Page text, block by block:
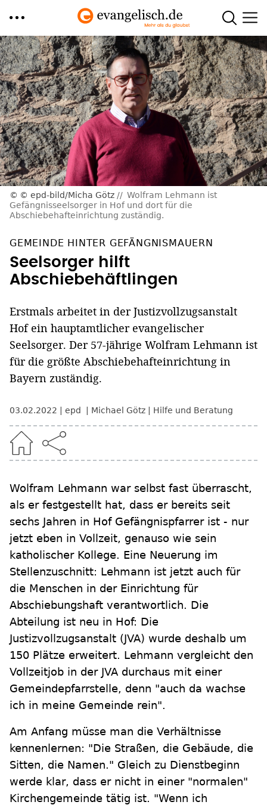
Direkt
zum
Inhalt
© epd-bild/Micha Götz
Wolfram Lehmann ist
Gefängnisseelsorger in Hof und dort für die
Abschiebehafteinrichtung zuständig.
GEMEINDE HINTER GEFÄNGNISMAUERN
Seelsorger hilft
Abschiebehäftlingen
Erstmals arbeitet in der Justizvollzugsanstalt
Hof ein hauptamtlicher evangelischer
Seelsorger. Der 57-jährige Wolfram Lehmann ist
für die größte Abschiebehafteinrichtung in
Bayern zuständig.
03.02.2022 epd Michael Götz Hilfe und Beratung
Wolfram Lehmann war selbst fast überrascht,
als er festgestellt hat, dass er bereits seit
sechs Jahren in Hof Gefängnispfarrer ist - nur
jetzt eben in Vollzeit, genauso wie sein
katholischer Kollege. Eine Neuerung im
Stellenzuschnitt: Lehmann ist jetzt auch für
die Menschen in der Einrichtung für
Abschiebungshaft verantwortlich. Die
Abteilung ist neu in Hof: Die
Justizvollzugsanstalt (JVA) wurde deshalb um
150 Plätze erweitert. Lehmann vergleicht den
Vollzeitjob in der JVA durchaus mit einer
Gemeindepfarrstelle, denn "auch da wachse
ich in meine Gemeinde rein".
Am Anfang müsse man die Verhältnisse
kennenlernen: "Die Straßen, die Gebäude, die
Sitten, die Namen." Gleich zu Dienstbeginn
werde klar, dass er nicht in einer "normalen"
Kirchengemeinde tätig ist. "Wenn ich